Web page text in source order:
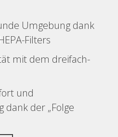
Umgebung dank
Filters
mit dem dreifach-
und
dank der „Folge